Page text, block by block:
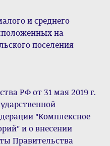
и среднего
на
поселения
РФ от 31 мая 2019 г.
"Комплексное
и о внесении
Правительства